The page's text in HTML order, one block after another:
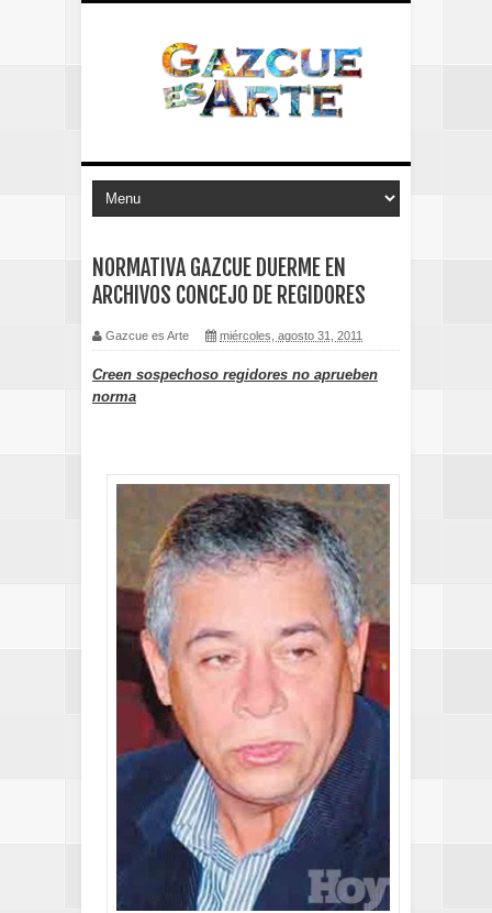
NORMATIVA GAZCUE DUERME EN
ARCHIVOS CONCEJO DE REGIDORES
Gazcue es Arte miércoles, agosto 31, 2011
Creen sospechoso regidores no aprueben
norma